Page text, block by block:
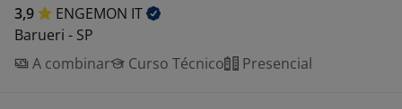
3,9 ENGEMON IT
Barueri - SP
A combinar
Curso Técnico Presencial